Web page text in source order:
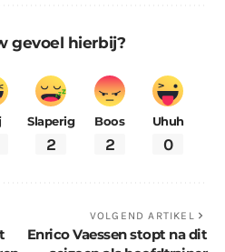
gevoel hierbij?
Slaperig
2
Boos
2
Uhuh
0
VOLGEND ARTIKEL
Enrico Vaessen stopt na dit